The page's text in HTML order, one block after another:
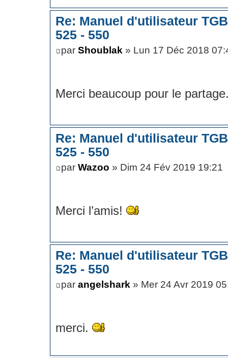
Re: Manuel d'utilisateur
525 - 550
par Shoublak » Lun 17 Déc 2018
Merci beaucoup pour le
Re: Manuel d'utilisateur
525 - 550
par Wazoo » Dim 24 Fév 2019 19:21
Merci l’amis!
Re: Manuel d'utilisateur
525 - 550
par angelshark » Mer 24 Avr 2019
merci.